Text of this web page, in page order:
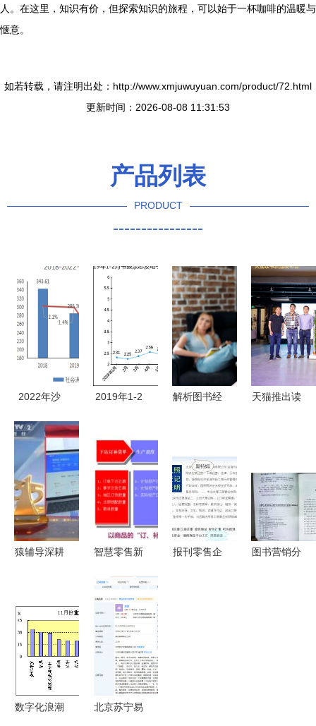
人。在这里，知识有价，但探索知识的旅程，可以始于一杯咖啡的温暖与
惬意。
如若转载，请注明出处：http://www.xmjuwuyuan.com/product/72.html
更新时间：2026-08-08 11:31:53
产品列表
PRODUCT
----------------
2022年沙
民经济和社
会发展统计
公报
2019年1-2
及电子出版
物类与报刊
零售价格指
数分析
解析图书经
前置还是后
置？
天猫推出读
费，革新报
刊零售模式
猿辅导深耕
马智学成立
并布局出版
零售业务
智慧零售新
重塑报刊零
售的未来
报刊零售企
图书营销分
数字化浪潮
北京苏宁易